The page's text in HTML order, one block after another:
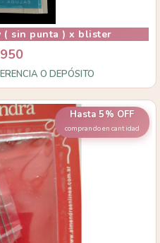
( sin punta ) x blister
O DEPÓSITO
Hasta 5% OFF
comprando en cantidad